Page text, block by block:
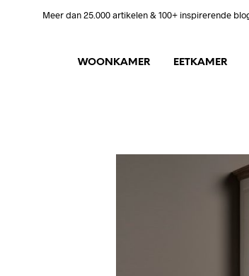
Meer dan 25.000 artikelen & 100+ inspirerende
WOONKAMER EETKAMER